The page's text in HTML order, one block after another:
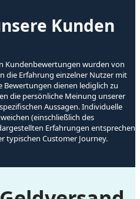
Kunden
Kundenbewertungen wurden von
die Erfahrung einzelner Nutzer mit
Bewertungen dienen lediglich zu
die persönliche Meinung unserer
Aussagen. Individuelle
(einschließlich des
Erfahrungen entsprechen
typischen Customer Journey.